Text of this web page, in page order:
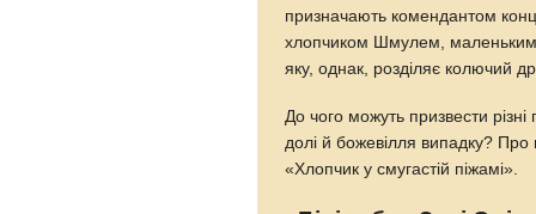
призначають комендантом
хлопчиком Шмулем, маленьким
яку, однак, розділяє колючий
До чого можуть призвести
долі й божевілля випадку? Про
«Хлопчик у смугастій піжамі».